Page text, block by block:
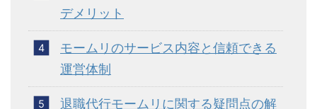
デメリット
モームリのサービス内容と信頼できる
運営体制
退職代行モームリに関する疑問点の解